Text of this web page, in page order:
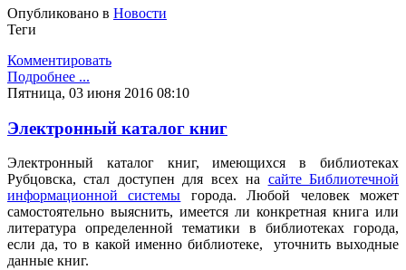
Опубликовано в Новости
Теги
Комментировать
Подробнее ...
Пятница, 03 июня 2016 08:10
Электронный каталог книг
Электронный каталог книг, имеющихся в библиотеках
Рубцовска, стал доступен для всех на сайте Библиотечной
информационной системы города. Любой человек может
самостоятельно выяснить, имеется ли конкретная книга или
литература определенной тематики в библиотеках города,
если да, то в какой именно библиотеке, уточнить выходные
данные книг.